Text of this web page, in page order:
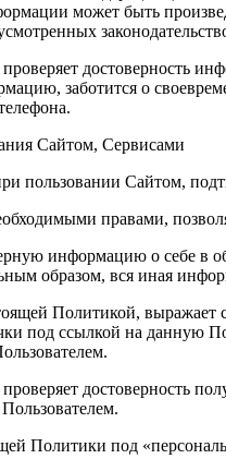
может быть
достоверность
заботится о
Сайтом, Сервисами
пользовании Сайтом,
правами,
информацию о себе в
образом, вся иная
Политикой, выражает
под ссылкой на данную
достоверность
Пользователем.
Политики под